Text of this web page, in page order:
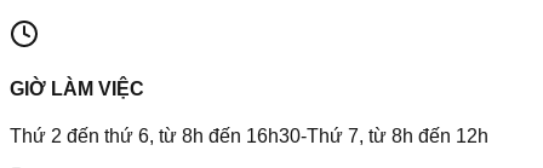
GIỜ LÀM VIỆC
Thứ 2 đến thứ 6, từ 8h đến 16h30-Thứ 7, từ 8h đến 12h